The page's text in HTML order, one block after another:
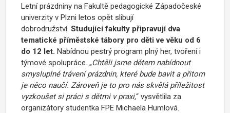
Letní prázdniny na Fakultě pedagogické Západočeské
univerzity v Plzni letos opět slibují
dobrodružství. Studující fakulty připravují dva
tematické příměstské tábory pro děti ve věku od 6
do 12 let. Nabídnou pestrý program plný her, tvoření i
týmové spolupráce. „Chtěli jsme dětem nabídnout
smysluplné trávení prázdnin, které bude bavit a přitom
je něco naučí. Zároveň je to pro nás skvělá příležitost
vyzkoušet si práci s dětmi v praxi,“ vysvětlila za
organizátory studentka FPE Michaela Humlová.